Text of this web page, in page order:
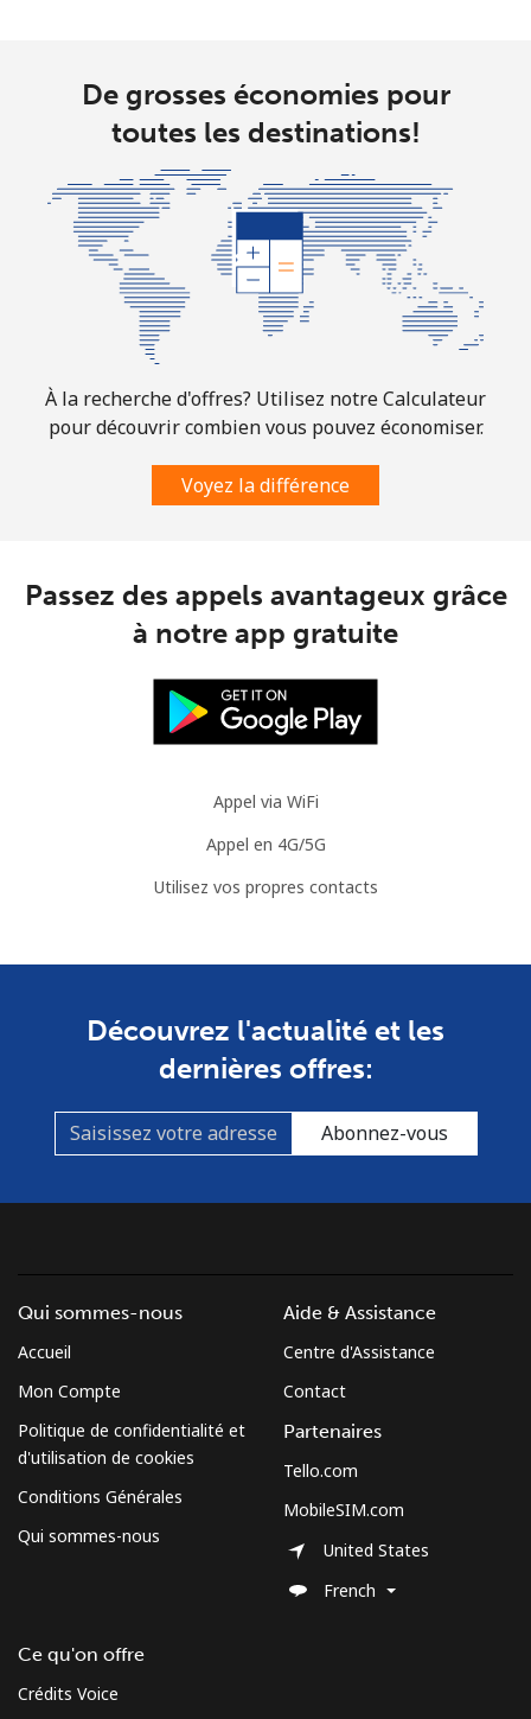
⁦1.6¢⁩
312 min pour
⁦$5⁩
De grosses économies pour
toutes les destinations!
À la recherche d'offres? Utilisez notre Calculateur
pour découvrir combien vous pouvez économiser.
Voyez la différence
Passez des appels avantageux grâce
à notre app gratuite
Appel via WiFi
Appel en 4G/5G
Utilisez vos propres contacts
Découvrez l'actualité et les
dernières offres:
Abonnez-vous
Qui sommes-nous
Accueil
Mon Compte
Politique de confidentialité et
d'utilisation de cookies
Conditions Générales
Qui sommes-nous
Ce qu'on offre
Crédits Voice
Aide & Assistance
Centre d'Assistance
Contact
Partenaires
Tello.com
MobileSIM.com
United States
French